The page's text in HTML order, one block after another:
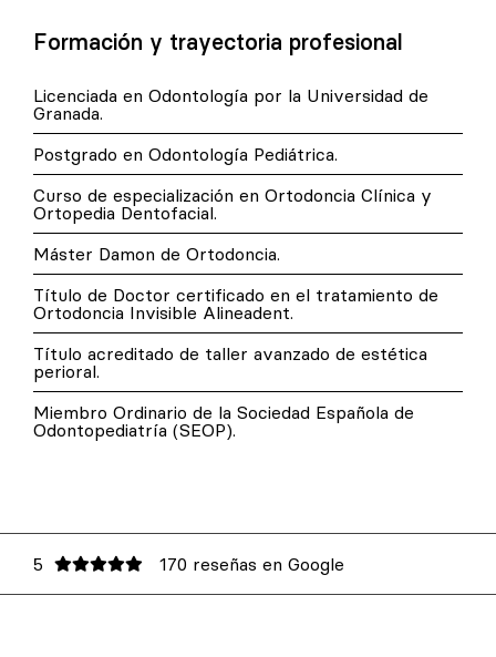
Formación y trayectoria profesional
Licenciada en Odontología por la Universidad de
Granada.
Postgrado en Odontología Pediátrica.
Curso de especialización en Ortodoncia Clínica y
Ortopedia Dentofacial.
Máster Damon de Ortodoncia.
Título de Doctor certificado en el tratamiento de
Ortodoncia Invisible Alineadent.
Título acreditado de taller avanzado de estética
perioral.
Miembro Ordinario de la Sociedad Española de
Odontopediatría (SEOP).
5 170 reseñas en Google